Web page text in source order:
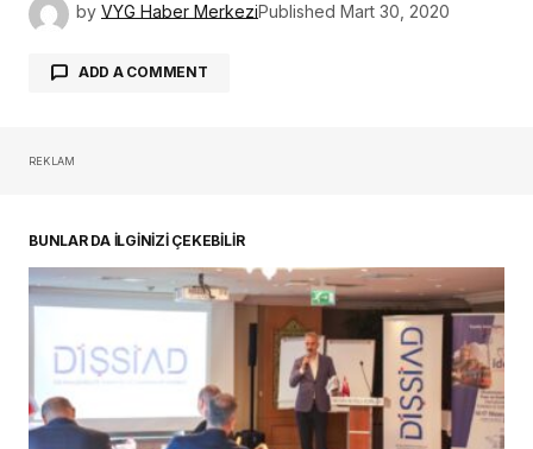
by VYG Haber MerkeziPublished Mart 30, 2020
ADD A COMMENT
REKLAM
BUNLAR DA İLGİNİZİ ÇEKEBİLİR